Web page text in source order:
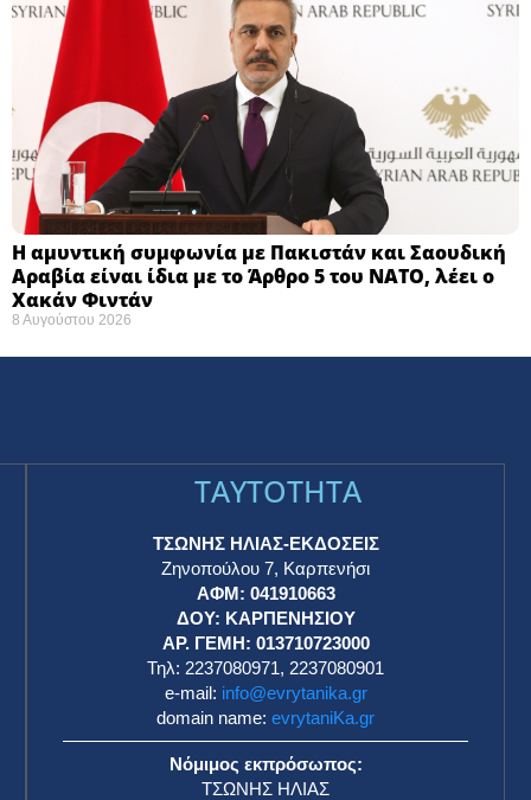
Η αμυντική συμφωνία με Πακιστάν και Σαουδική
Αραβία είναι ίδια με το Άρθρο 5 του ΝΑΤΟ, λέει ο
Χακάν Φιντάν
8 Αυγούστου 2026
TAYTOTHTA
ΤΣΩΝΗΣ ΗΛΙΑΣ-ΕΚΔΟΣΕΙΣ
Ζηνοπούλου 7, Καρπενήσι
ΑΦΜ: 041910663
ΔΟΥ: ΚΑΡΠΕΝΗΣΙΟΥ
ΑΡ. ΓΕΜΗ: 013710723000
Τηλ: 2237080971, 2237080901
e-mail: info@evrytanika.gr
domain name: evrytaniKa.gr
Νόμιμος εκπρόσωπος:
ΤΣΩΝΗΣ ΗΛΙΑΣ